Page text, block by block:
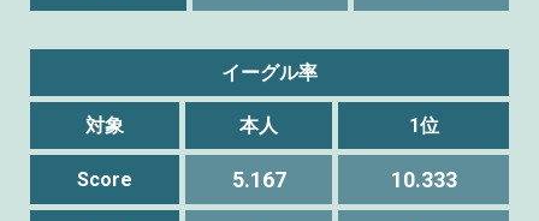
イーグル率
対象 本人 1位
Score 5.167 10.333